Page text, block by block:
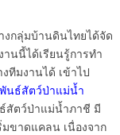
านดินไทยได้จัด
นนี้ได้เรียนรู้การทำ
งานได้ เข้าไป
นธ์สัตว์ป่าแม่น้ำ
สัตว์ป่าแม่น้ำภาชี มี
ขาดแคลน เนื่องจาก